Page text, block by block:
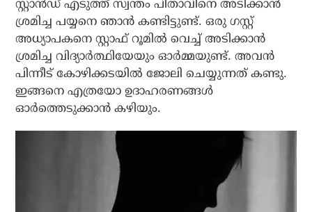
സ്റ്റാൻഡ് എടുത്ത് സ്വന്തം പിതാവിനെ അടിക്കാൻ
ശ്രമിച്ച പയ്യനെ ഞാൻ കണ്ടിട്ടുണ്ട്. ഒരു ഗസ്റ്റ്
അധ്യാപകനെ സ്റ്റാഫ് റൂമിൽ വെച്ച് അടിക്കാൻ
ശ്രമിച്ച വിദ്യാർത്ഥിയേയും ഓർമ്മയുണ്ട്. അവൻ
പിന്നീട് കോഴിക്കടയിൽ ജോലി ചെയ്യുന്നത് കണ്ടു.
ഇങ്ങനെ എത്രയോ ഉദാഹരണങ്ങൾ
ഓർത്തെടുക്കാൻ കഴിയും.